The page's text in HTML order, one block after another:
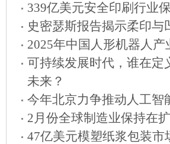
339亿美元安全印刷行业
史密瑟斯报告揭示柔印与
2025年中国人形机器人产
可持续发展时代，谁在定
未来？
今年北京力争推动人工智
2月份全球制造业保持在
47亿美元模塑纸浆包装市